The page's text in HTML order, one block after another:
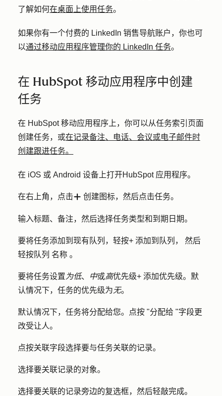
了解如何在桌面上使用任务。
如果你有一个付费的 LinkedIn 销售导航账户，你也可
以通过移动应用程序管理你的 LinkedIn 任务。
在 HubSpot 移动应用程序中创建
任务
在 HubSpot 移动应用程序上，你可以从任务索引页面
创建任务，或在记录备注、电话、会议或电子邮件时
创建跟进任务。
在 iOS 或 Android 设备上打开HubSpot应用程序。
在右上角，点击add 创建图标，然后点击任务。
输入标题、 备注，然后选择任务类型和到期日期。
要将任务添加到现有队列，轻按+ 添加到队列， 然后
轻按队列 名称 。
要将任务设置 为低、 中或高优先级+ 添加优先级。默
认情况下，任务的优先级为无。
默认情况下，任务将分配给您。点按 "分配给 "字段更
改受让人。
点按关联字段选择要与任务关联的记录。
选择要关联记录的对象。
选择要关联的记录旁边的复选框，然后轻敲完成。